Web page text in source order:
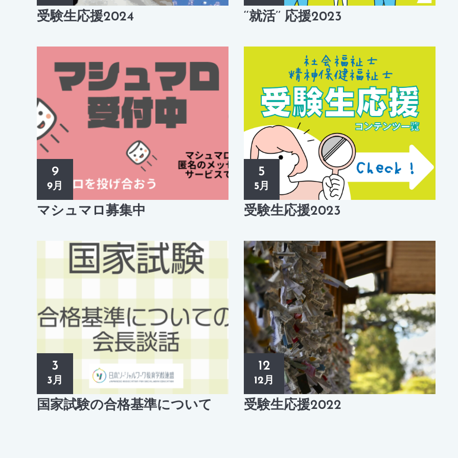
受験生応援2024 ‘‘就活’’ 応援2023
9
9月
マシュマロ募集中
5
5月
受験生応援2023
3
3月
国家試験の合格基準について
12
12月
受験生応援2022